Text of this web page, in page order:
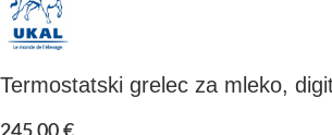
Termostatski grelec za mleko,